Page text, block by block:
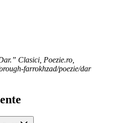
Clasici, Poezie.ro,
farrokhzad/poezie/dar